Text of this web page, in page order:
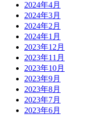
2024年4月
2024年3月
2024年2月
2024年1月
2023年12月
2023年11月
2023年10月
2023年9月
2023年8月
2023年7月
2023年6月